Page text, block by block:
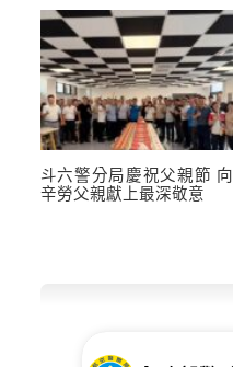
斗六警分局慶祝父親節 向
辛勞父親獻上最深敬意